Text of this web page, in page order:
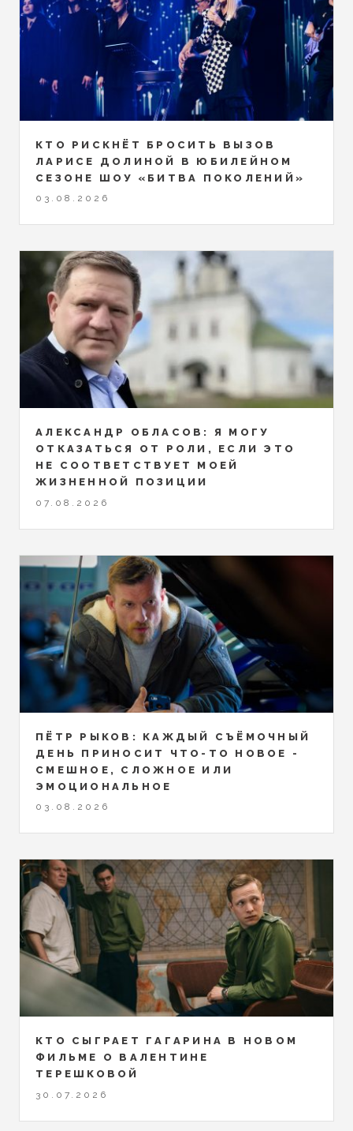
КТО РИСКНЁТ БРОСИТЬ ВЫЗОВ
ЛАРИСЕ ДОЛИНОЙ В ЮБИЛЕЙНОМ
СЕЗОНЕ ШОУ «БИТВА ПОКОЛЕНИЙ»
03.08.2026
АЛЕКСАНДР ОБЛАСОВ: Я МОГУ
ОТКАЗАТЬСЯ ОТ РОЛИ, ЕСЛИ ЭТО
НЕ СООТВЕТСТВУЕТ МОЕЙ
ЖИЗНЕННОЙ ПОЗИЦИИ
07.08.2026
ПЁТР РЫКОВ: КАЖДЫЙ СЪЁМОЧНЫЙ
ДЕНЬ ПРИНОСИТ ЧТО-ТО НОВОЕ -
СМЕШНОЕ, СЛОЖНОЕ ИЛИ
ЭМОЦИОНАЛЬНОЕ
03.08.2026
КТО СЫГРАЕТ ГАГАРИНА В НОВОМ
ФИЛЬМЕ О ВАЛЕНТИНЕ
ТЕРЕШКОВОЙ
30.07.2026